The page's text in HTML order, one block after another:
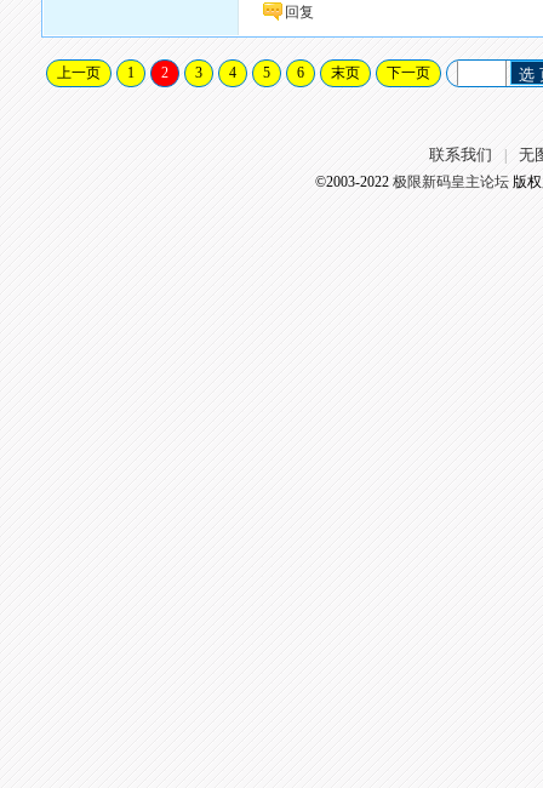
回复
上一页 1 2 3 4 5 6 末页 下一页 选
联系我们 无
©2003-2022 极限新码皇主论坛版权